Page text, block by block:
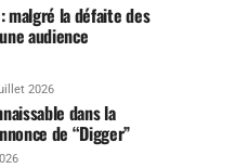
malgré la défaite des
audience
2026
dans la
de “Digger”